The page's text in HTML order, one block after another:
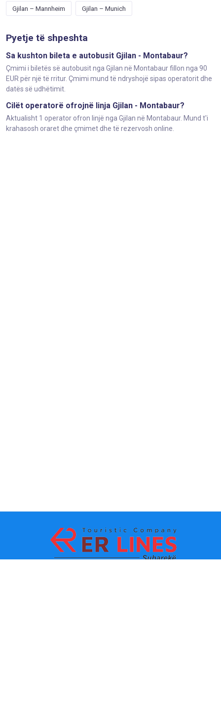
Gjilan – Mannheim Gjilan – Munich
Pyetje të shpeshta
Sa kushton bileta e autobusit Gjilan - Montabaur?
Çmimi i biletës së autobusit nga Gjilan në Montabaur fillon nga 90
EUR për një të rritur. Çmimi mund të ndryshojë sipas operatorit dhe
datës së udhëtimit.
Cilët operatorë ofrojnë linja Gjilan - Montabaur?
Aktualisht 1 operator ofron linjë nga Gjilan në Montabaur. Mund t'i
krahasosh oraret dhe çmimet dhe të rezervosh online.